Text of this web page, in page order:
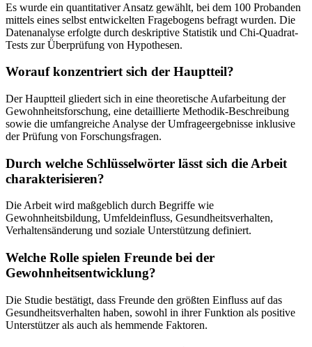
Es wurde ein quantitativer Ansatz gewählt, bei dem 100 Probanden
mittels eines selbst entwickelten Fragebogens befragt wurden. Die
Datenanalyse erfolgte durch deskriptive Statistik und Chi-Quadrat-
Tests zur Überprüfung von Hypothesen.
Worauf konzentriert sich der Hauptteil?
Der Hauptteil gliedert sich in eine theoretische Aufarbeitung der
Gewohnheitsforschung, eine detaillierte Methodik-Beschreibung
sowie die umfangreiche Analyse der Umfrageergebnisse inklusive
der Prüfung von Forschungsfragen.
Durch welche Schlüsselwörter lässt sich die Arbeit
charakterisieren?
Die Arbeit wird maßgeblich durch Begriffe wie
Gewohnheitsbildung, Umfeldeinfluss, Gesundheitsverhalten,
Verhaltensänderung und soziale Unterstützung definiert.
Welche Rolle spielen Freunde bei der
Gewohnheitsentwicklung?
Die Studie bestätigt, dass Freunde den größten Einfluss auf das
Gesundheitsverhalten haben, sowohl in ihrer Funktion als positive
Unterstützer als auch als hemmende Faktoren.